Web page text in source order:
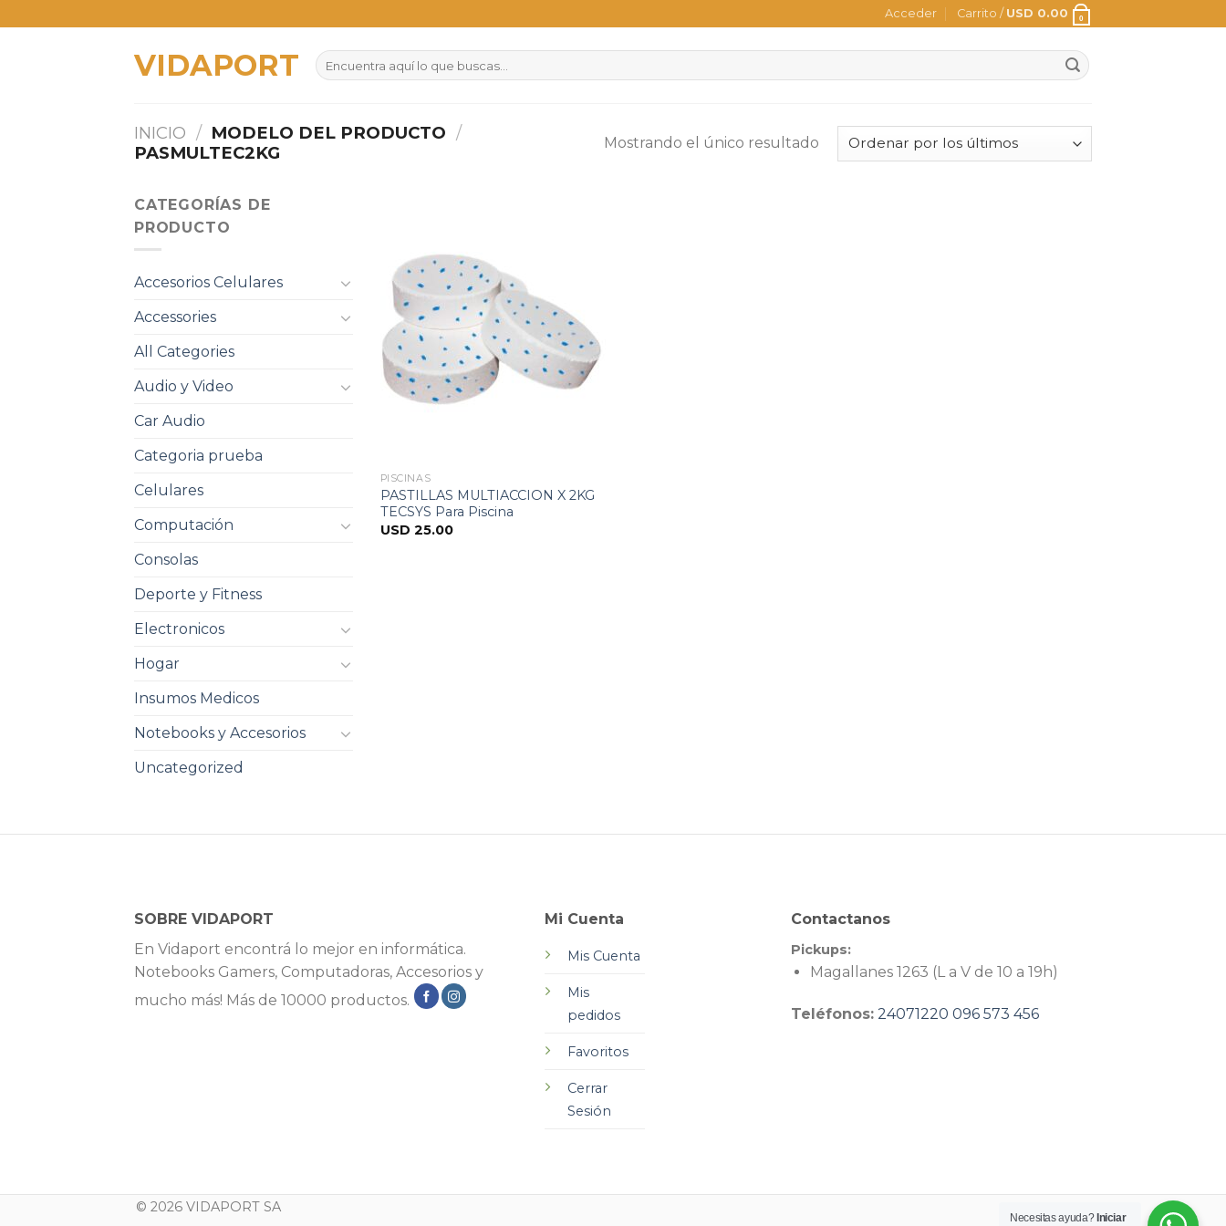
to
Acceder Carrito / USD 0.00 0
VIDAPORT
Buscar
por:
INICIO / MODELO DEL PRODUCTO /
PASMULTEC2KG
Mostrando el único resultado
CATEGORÍAS DE
PRODUCTO
Accesorios Celulares
Accessories
All Categories
Audio y Video
Car Audio
Categoria prueba
Celulares
Computación
Consolas
Deporte y Fitness
Electronicos
Hogar
Insumos Medicos
Notebooks y Accesorios
Uncategorized
PISCINAS
PASTILLAS MULTIACCION X 2KG
TECSYS Para Piscina
USD 25.00
SOBRE VIDAPORT
En Vidaport encontrá lo mejor en informática.
Notebooks Gamers, Computadoras, Accesorios y
mucho más! Más de 10000 productos.
Mi Cuenta
Mis Cuenta
Mis
pedidos
Favoritos
Cerrar
Sesión
Contactanos
Pickups:
Magallanes 1263 (L a V de 10 a 19h)
Teléfonos: 24071220 096 573 456
© 2026 VIDAPORT SA
Necesitas ayuda? Iniciar